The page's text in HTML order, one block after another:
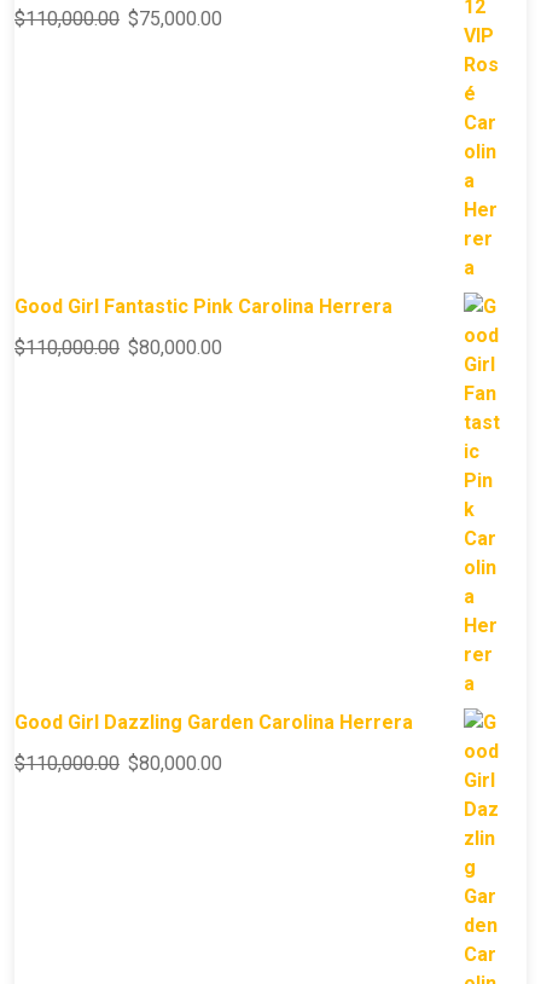
$110,000.00 $75,000.00
Good Girl Fantastic Pink Carolina Herrera
$110,000.00 $80,000.00
Good Girl Dazzling Garden Carolina Herrera
$110,000.00 $80,000.00